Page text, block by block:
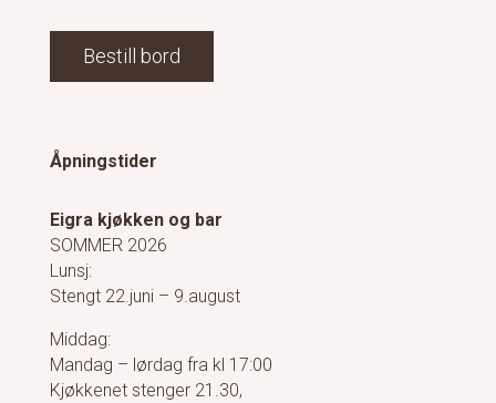
Bestill bord
Åpningstider
Eigra kjøkken og bar
SOMMER 2026
Lunsj:
Stengt 22.juni – 9.august
Middag:
Mandag – lørdag fra kl 17:00
Kjøkkenet stenger 21.30,